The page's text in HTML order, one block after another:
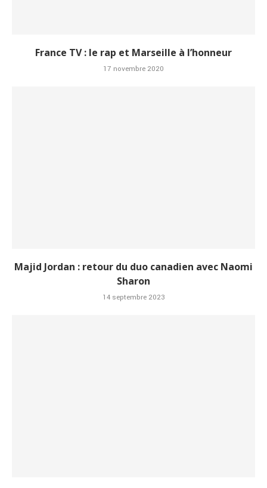
France TV : le rap et Marseille à l’honneur
17 novembre 2020
Majid Jordan : retour du duo canadien avec Naomi
Sharon
14 septembre 2023